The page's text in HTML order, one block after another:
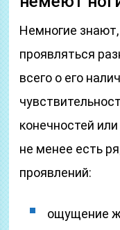
Немногие
проявляться
всего о его
конечностей
не менее есть
проявлений:
ощущение